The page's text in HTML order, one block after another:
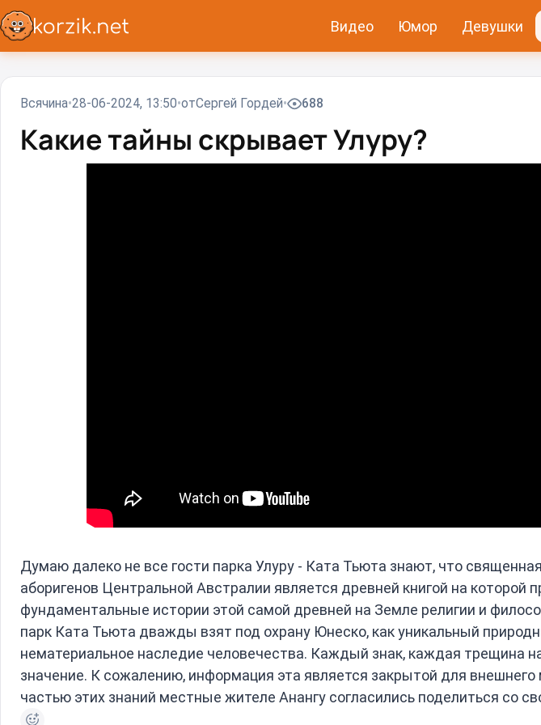
Видео Юмор Девушки
Всячина 28-06-2024, 13:50 отСергей Гордей 688
Какие тайны скрывает Улуру?
Думаю далеко не все гости парка Улуру - Ката Тьюта знают, что
аборигенов Центральной Австралии является древней книгой на которой
фундаментальные истории этой самой древней на Земле религии и
парк Ката Тьюта дважды взят под охрану Юнеско, как уникальный
нематериальное наследие человечества. Каждый знак, каждая трещина
значение. К сожалению, информация эта является закрытой для
частью этих знаний местные жителе Анангу согласились поделиться со